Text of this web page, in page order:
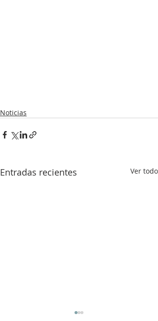
Noticias
Entradas recientes Ver todo